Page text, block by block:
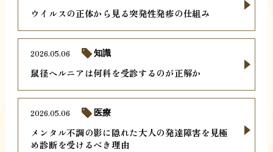
ウイルスの正体から見る突発性発疹の仕組み
鼠径ヘルニアは何科を受診するのが正解か
2026.05.06 知識
メンタル不調の影に隠れた大人の発達障害を見極
め診断を受けるべき理由
2026.05.06 医療